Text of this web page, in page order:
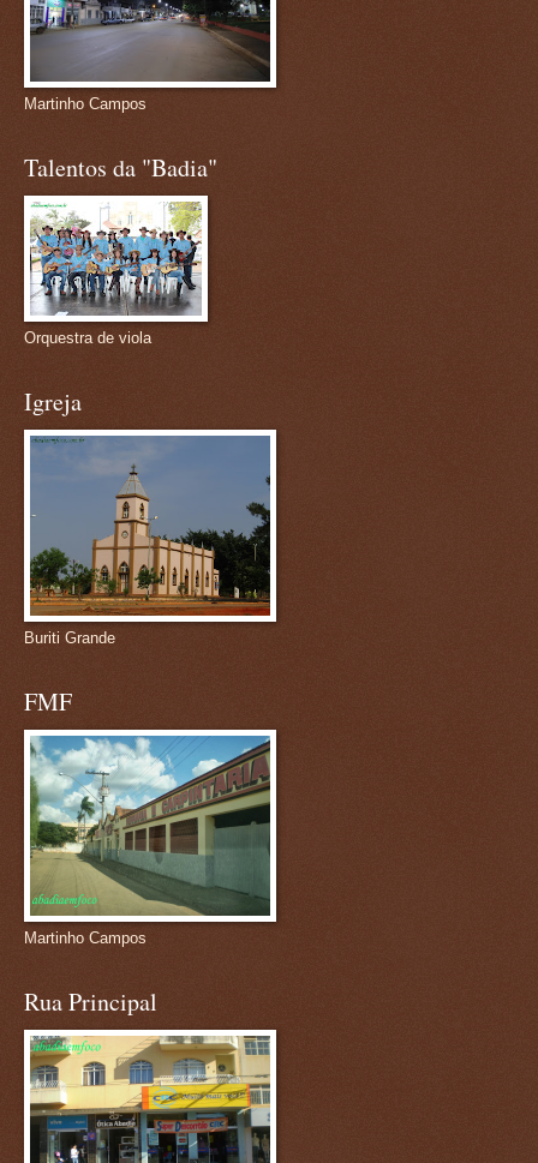
Martinho Campos
Talentos da "Badia"
Orquestra de viola
Igreja
Buriti Grande
FMF
Martinho Campos
Rua Principal